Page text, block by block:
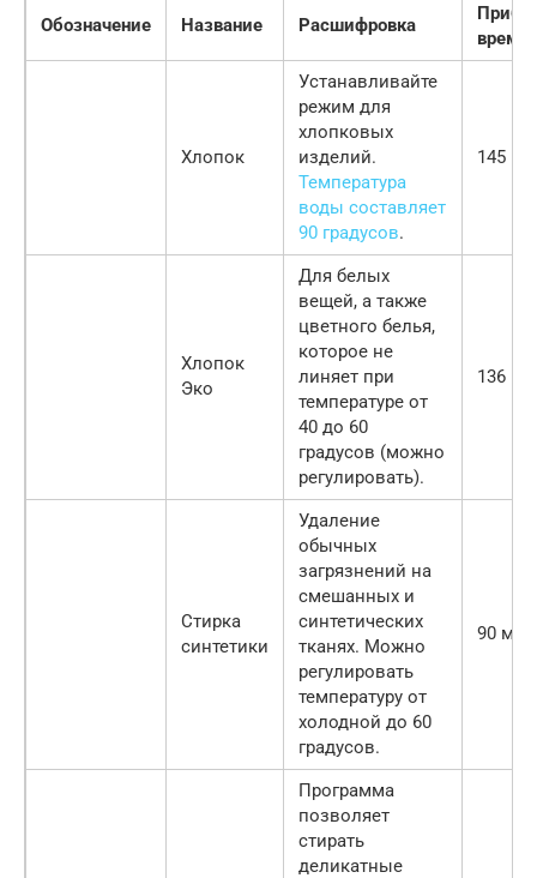
Обозначение Название Расшифровка
время
Хлопок
Устанавливайте
режим для
хлопковых
изделий.
Температура
воды составляет
90 градусов.
145
Хлопок
Эко
Для белых
вещей, а также
цветного белья,
которое не
линяет при
температуре от
40 до 60
градусов (можно
регулировать).
136
Стирка
синтетики
Удаление
обычных
загрязнений на
смешанных и
синтетических
тканях. Можно
регулировать
температуру от
холодной до 60
градусов.
90
Программа
позволяет
стирать
деликатные